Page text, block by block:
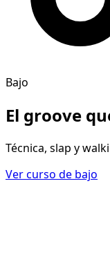
Bajo
El groove
Técnica, slap y
Ver curso de bajo